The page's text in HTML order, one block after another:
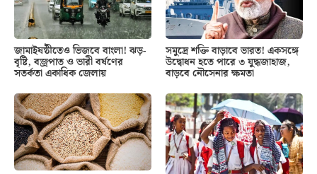
জামাইষষ্ঠীতেও ভিজবে বাংলা! ঝড়-
বৃষ্টি, বজ্রপাত ও ভারী বর্ষণের
সতর্কতা একাধিক জেলায়
সমুদ্রে শক্তি বাড়াবে ভারত! একসঙ্গে
উদ্বোধন হতে পারে ৩ যুদ্ধজাহাজ,
বাড়বে নৌসেনার ক্ষমতা